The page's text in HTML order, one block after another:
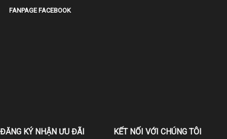
FANPAGE FACEBOOK
ĐĂNG KÝ NHẬN ƯU ĐÃI KẾT NỐI VỚI CHÚNG TÔI